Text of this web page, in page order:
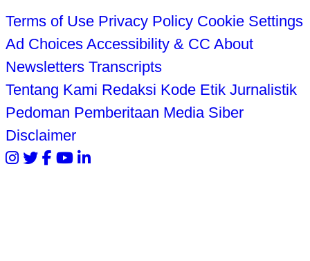
Terms of Use Privacy Policy Cookie Settings
Ad Choices Accessibility & CC About
Newsletters Transcripts
Tentang Kami Redaksi Kode Etik Jurnalistik
Pedoman Pemberitaan Media Siber
Disclaimer